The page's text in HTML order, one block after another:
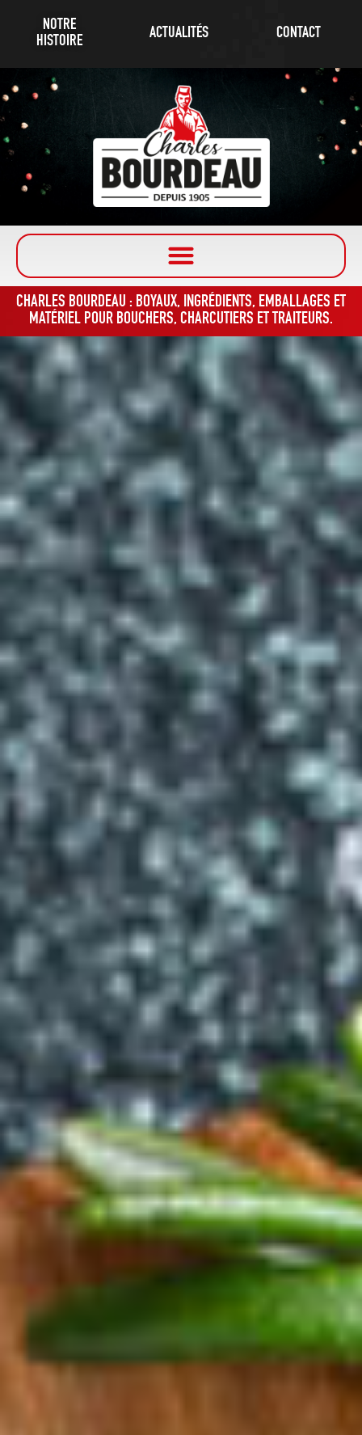
NOTRE
HISTOIRE
ACTUALITÉS CONTACT
CHARLES BOURDEAU : BOYAUX, INGRÉDIENTS, EMBALLAGES ET
MATÉRIEL POUR BOUCHERS, CHARCUTIERS ET TRAITEURS.